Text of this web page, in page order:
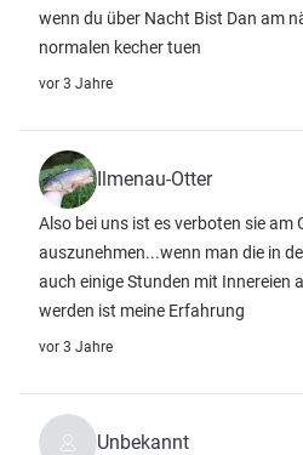
wenn du über Nacht Bist Dan am
normalen kecher tuen
vor 3 Jahre
Ilmenau-Otter
Also bei uns ist es verboten sie am
auszunehmen...wenn man die in
auch einige Stunden mit Innereien
werden ist meine Erfahrung
vor 3 Jahre
Unbekannt